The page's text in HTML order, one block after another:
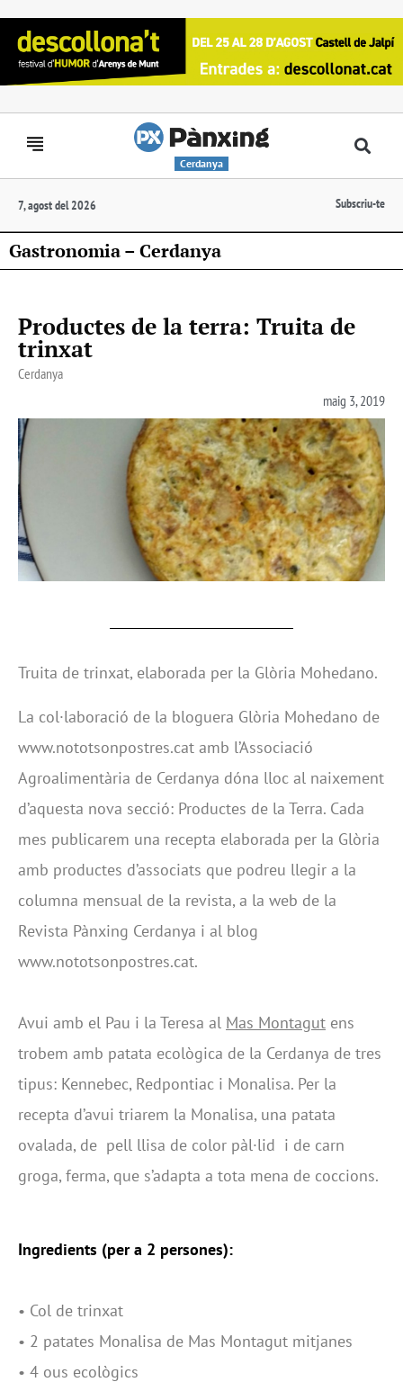
Cerdanya
7, agost del 2026 Subscriu-te
Gastronomia – Cerdanya
Productes de la terra: Truita de
trinxat
Cerdanya
maig 3, 2019
Truita de trinxat, elaborada per la Glòria Mohedano.
La col·laboració de la bloguera Glòria Mohedano de
www.nototsonpostres.cat amb l’Associació
Agroalimentària de Cerdanya dóna lloc al naixement
d’aquesta nova secció: Productes de la Terra. Cada
mes publicarem una recepta elaborada per la Glòria
amb productes d’associats que podreu llegir a la
columna mensual de la revista, a la web de la
Revista Pànxing Cerdanya i al blog
www.nototsonpostres.cat.
Avui amb el Pau i la Teresa al Mas Montagut ens
trobem amb patata ecològica de la Cerdanya de tres
tipus: Kennebec, Redpontiac i Monalisa. Per la
recepta d’avui triarem la Monalisa, una patata
ovalada, de pell llisa de color pàl·lid i de carn
groga, ferma, que s’adapta a tota mena de coccions.
Ingredients (per a 2 persones):
• Col de trinxat
• 2 patates Monalisa de Mas Montagut mitjanes
• 4 ous ecològics